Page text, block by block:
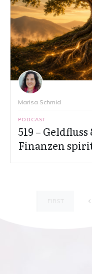
Marisa Schmid
PODCAST
519 –
Finanzen
FIRST